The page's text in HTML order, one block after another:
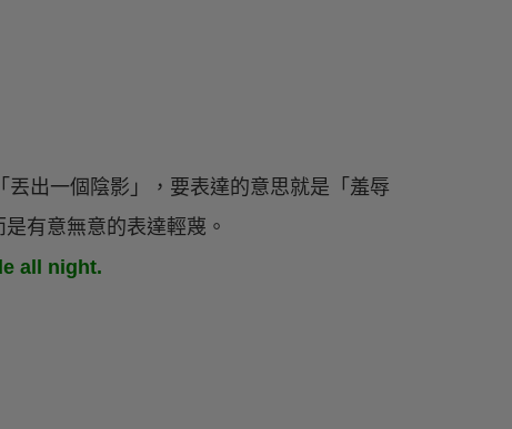
出一個陰影」，要表達的意思就是「羞辱
有意無意的表達輕蔑。
all night.